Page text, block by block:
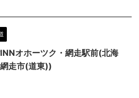
オホーツク・網走駅前(北海
走市(道東))